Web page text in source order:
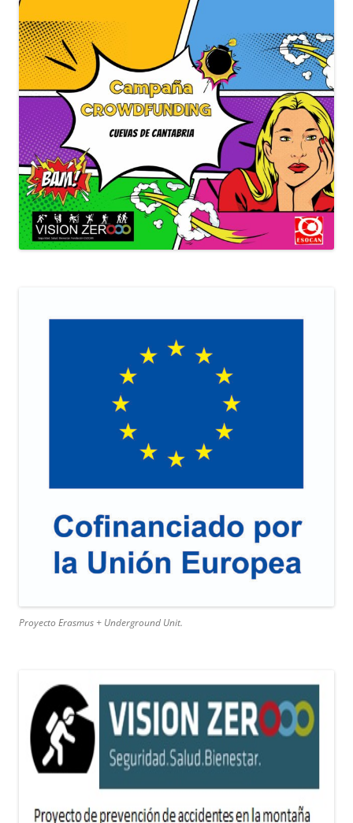
Proyecto Erasmus + Underground Unit.